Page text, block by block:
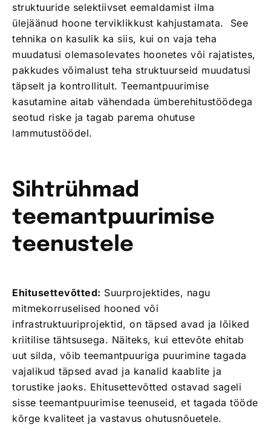
struktuuride selektiivset eemaldamist ilma
ülejäänud hoone terviklikkust kahjustamata. See
tehnika on kasulik ka siis, kui on vaja teha
muudatusi olemasolevates hoonetes või rajatistes,
pakkudes võimalust teha struktuurseid muudatusi
täpselt ja kontrollitult. Teemantpuurimise
kasutamine aitab vähendada ümberehitustöödega
seotud riske ja tagab parema ohutuse
lammutustöödel.
Sihtrühmad
teemantpuurimise
teenustele
Ehitusettevõtted: Suurprojektides, nagu
mitmekorruselised hooned või
infrastruktuuriprojektid, on täpsed avad ja lõiked
kriitilise tähtsusega. Näiteks, kui ettevõte ehitab
uut silda, võib teemantpuuriga puurimine tagada
vajalikud täpsed avad ja kanalid kaablite ja
torustike jaoks. Ehitusettevõtted ostavad sageli
sisse teemantpuurimise teenuseid, et tagada tööde
kõrge kvaliteet ja vastavus ohutusnõuetele.